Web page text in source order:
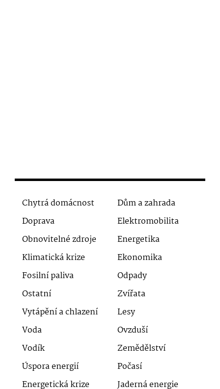
Chytrá domácnost
Dům a zahrada
Doprava
Elektromobilita
Obnovitelné zdroje
Energetika
Klimatická krize
Ekonomika
Fosilní paliva
Odpady
Ostatní
Zvířata
Vytápění a chlazení
Lesy
Voda
Ovzduší
Vodík
Zemědělství
Úspora energií
Počasí
Energetická krize
Jaderná energie